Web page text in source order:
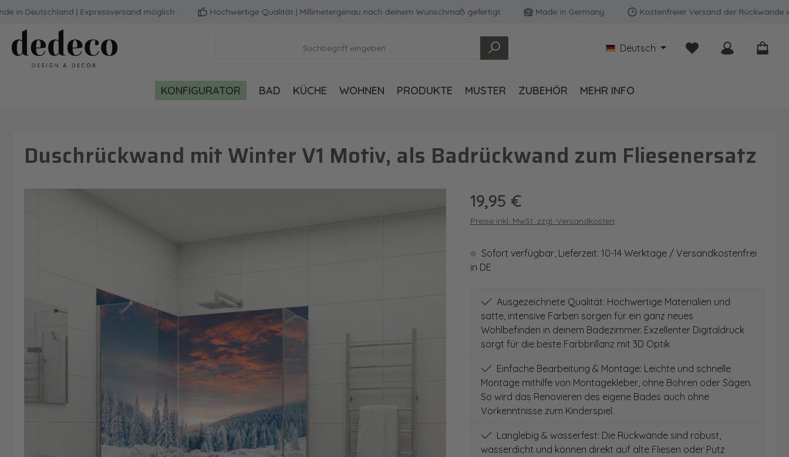
Hauptinhalt springen
Zur Suche springen
Zur Hauptnavigation springen
| Expressversand möglich Hochwertige Qualität | Millimetergenau nach deinem Wunschmaß gefertigt Made in Germany Kostenfreier Versand der Rückwände in
Deutsch Du hast 0 Produkte
KONFIGURATOR BAD KÜCHE WOHNEN PRODUKTE MUSTER ZUBEHÖR MEHR INFO
Duschrückwand mit Winter V1 Motiv, als Badrückwand zum Fliesenersatz
Regulärer Preis:
19,95 €
Preise inkl. MwSt. zzgl. Versandkosten
Sofort verfügbar, Lieferzeit: 10-14 Werktage / Versandkostenfrei
in DE
Ausgezeichnete Qualität: Hochwertige Materialien und
satte, intensive Farben sorgen für ein ganz neues
Wohlbefinden in deinem Badezimmer. Exzellenter Digitaldruck
sorgt für die beste Farbbrillanz mit 3D Optik
Einfache Bearbeitung & Montage: Leichte und schnelle
Montage mithilfe von Montagekleber, ohne Bohren oder Sägen.
So wird das Renovieren des eigene Bades auch ohne
Vorkenntnisse zum Kinderspiel.
Langlebig & wasserfest: Die Rückwände sind robust,
wasserdicht und können direkt auf alte Fliesen oder Putz